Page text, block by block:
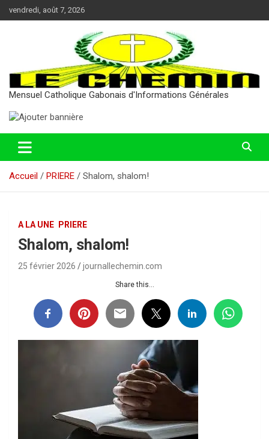
au
vendredi, août 7, 2026
Mensuel Catholique Gabonais d'Informations Générales
Accueil PRIERE Shalom, shalom!
A LA UNE PRIERE
Shalom, shalom!
25 février 2026 journallechemin.com
Share this...